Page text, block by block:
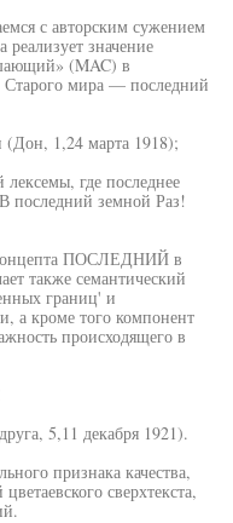
с авторским сужением
реализует значение
(MAC) в
мира — последний
1,24 марта 1918);
где последнее
последний земной Раз!
концепта ПОСЛЕДНИЙ в
также семантический
границ' и
а кроме того компонент
происходящего в
5,11 декабря 1921).
признака качества,
сверхтекста,